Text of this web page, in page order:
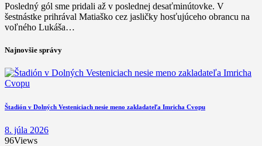
Posledný gól sme pridali až v poslednej desaťminútovke. V
šestnástke prihrával Matiaško cez jasličky hosťujúceho obrancu na
voľného Lukáša…
Najnovšie správy
Štadión v Dolných Vesteniciach nesie meno zakladateľa Imricha Cvopu
8. júla 2026
96Views